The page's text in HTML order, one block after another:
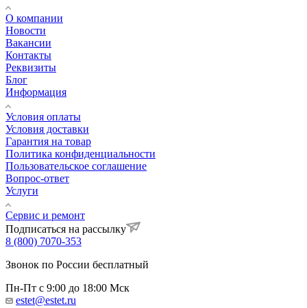
О компании
Новости
Вакансии
Контакты
Реквизиты
Блог
Информация
Условия оплаты
Условия доставки
Гарантия на товар
Политика конфиденциальности
Пользовательское соглашение
Вопрос-ответ
Услуги
Сервис и ремонт
Подписаться на рассылку
8 (800) 7070-353
Звонок по России бесплатный
Пн-Пт с 9:00 до 18:00 Мск
estet@estet.ru